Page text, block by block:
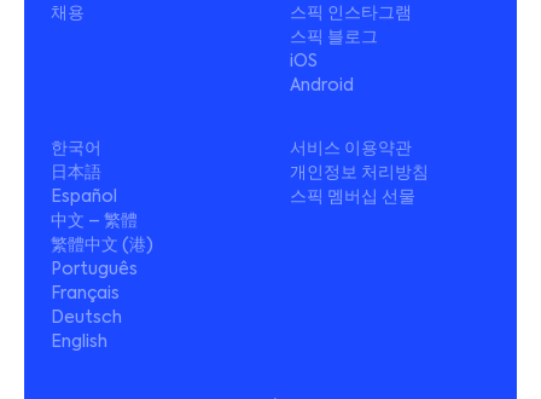
채용
스픽 인스타그램
스픽 블로그
iOS
Android
한국어
日本語
Español
中文 – 繁體
繁體中文 (港)
Português
Français
Deutsch
English
서비스 이용약관
개인정보 처리방침
스픽 멤버십 선물